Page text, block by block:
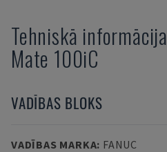
Tehniskā informācija
Mate 100iC
VADĪBAS BLOKS
VADĪBAS MARKA: FANUC